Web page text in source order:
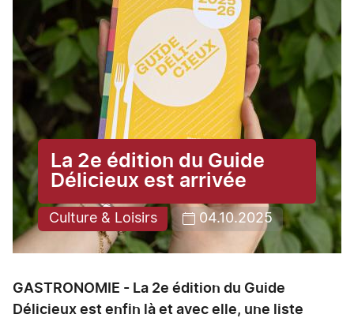
La 2e édition du Guide
Délicieux est arrivée
Culture & Loisirs 04.10.2025
GASTRONOMIE - La 2e édition du Guide
Délicieux est enfin là et avec elle, une liste